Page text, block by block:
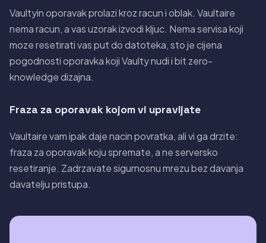
Vaultyin oporavak prolazi kroz racun i oblak. Vaultaire
nema racun, a vas uzorak izvodi kljuc. Nema servisa koji
moze resetirati vas put do datoteka, sto je cijena
pogodnosti oporavka koji Vaulty nudi i bit zero-
knowledge dizajna.
Fraza za oporavak kojom vi upravljate
Vaultaire vam ipak daje nacin povratka, ali vi ga drzite:
fraza za oporavak koju spremate, a ne serversko
resetiranje. Zadrzavate sigurnosnu mrezu bez davanja
davatelju pristupa.